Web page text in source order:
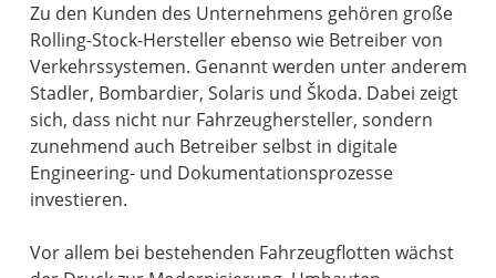
Zu den Kunden des Unternehmens gehören große
Rolling-Stock-Hersteller ebenso wie Betreiber von
Verkehrssystemen. Genannt werden unter anderem
Stadler, Bombardier, Solaris und Škoda. Dabei zeigt
sich, dass nicht nur Fahrzeughersteller, sondern
zunehmend auch Betreiber selbst in digitale
Engineering- und Dokumentationsprozesse
investieren.
Vor allem bei bestehenden Fahrzeugflotten wächst